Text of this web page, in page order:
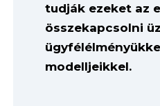
tudják ezeket az
összekapcsolni
modelljeikkel.